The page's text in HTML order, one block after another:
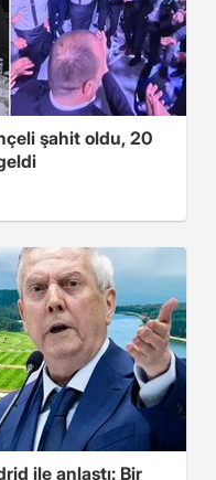
şahit oldu, 20
ile anlaştı: Bir